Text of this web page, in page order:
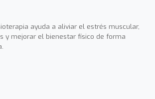
ayuda a aliviar el estrés muscular,
y mejorar el bienestar físico de forma